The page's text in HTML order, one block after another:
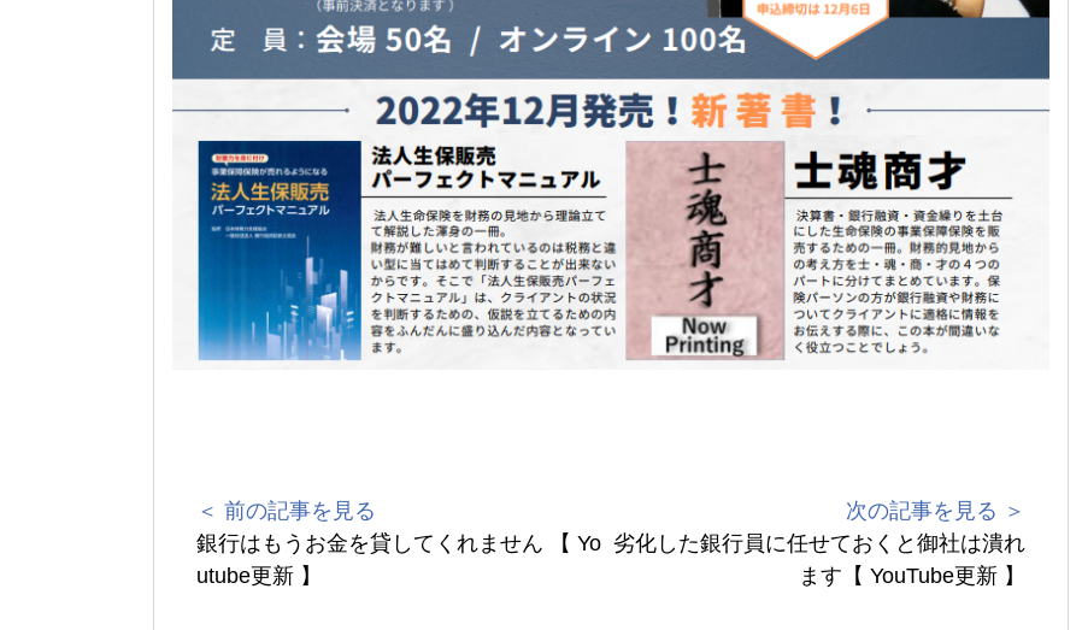
＜ 前の記事を見る
銀行はもうお金を貸してくれません 【 Yo
utube更新 】
次の記事を見る ＞
劣化した銀行員に任せておくと御社は潰れ
ます【 YouTube更新 】